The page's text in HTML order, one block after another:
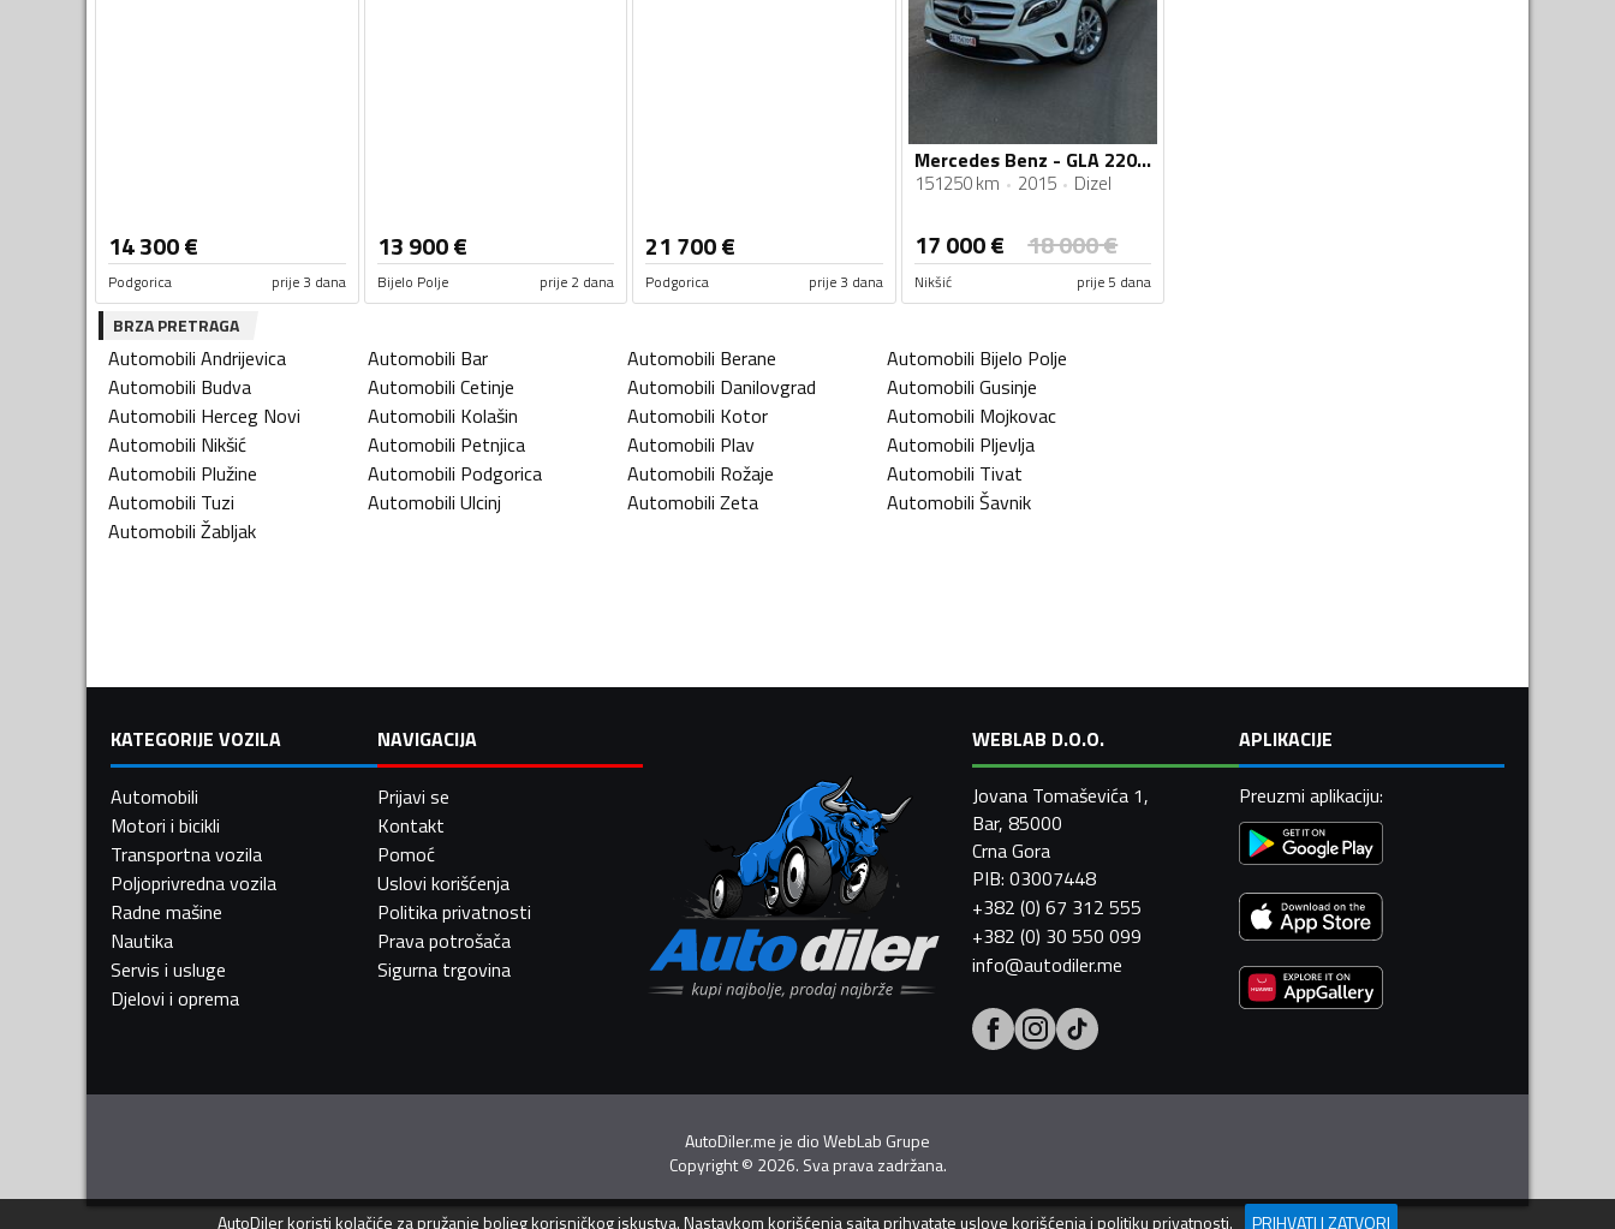
14 300€
Podgorica prije 3 dana
13 900€
Bijelo Polje prije 2 dana
21 700€
Podgorica prije 3 dana
Mercedes Benz - GLA 220 - 2.2 CDI
151250 km 2015 Dizel
17 000€ 18 000€
Nikšić prije 5 dana
BRZA PRETRAGA
Automobili Andrijevica Automobili Bar Automobili Berane Automobili Bijelo Polje
Automobili Budva Automobili Cetinje Automobili Danilovgrad Automobili Gusinje
Automobili Herceg Novi Automobili Kolašin Automobili Kotor Automobili Mojkovac
Automobili Nikšić Automobili Petnjica Automobili Plav Automobili Pljevlja
Automobili Plužine Automobili Podgorica Automobili Rožaje Automobili Tivat
Automobili Tuzi Automobili Ulcinj Automobili Zeta Automobili Šavnik
Automobili Žabljak
KATEGORIJE VOZILA
Automobili
Motori i bicikli
Transportna vozila
Poljoprivredna vozila
Radne mašine
Nautika
Servis i usluge
Djelovi i oprema
NAVIGACIJA
Prijavi se
Kontakt
Pomoć
Uslovi korišćenja
Politika privatnosti
Prava potrošača
Sigurna trgovina
WEBLAB D.O.O.
Jovana Tomaševića 1,
Bar, 85000
Crna Gora
PIB: 03007448
+382 (0) 67 312 555
+382 (0) 30 550 099
info@autodiler.me
APLIKACIJE
Preuzmi aplikaciju:
AutoDiler.me je dioWebLab Grupe
Copyright© 2026. Sva prava zadržana.
AutoDilerkoristi kolačiće za pružanje boljeg korisničkog iskustva. Nastavkom korišćenja sajta prihvatateuslove korišćenjaipolitiku privatnosti. PRIHVATI I ZATVORI